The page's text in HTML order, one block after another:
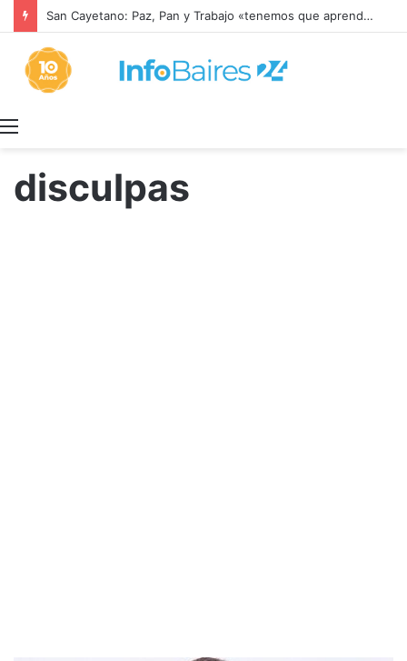
San Cayetano: Paz, Pan y Trabajo «tenemos que aprender a dialogar y a tratarnos bien» Mons. García Cuerva
disculpas